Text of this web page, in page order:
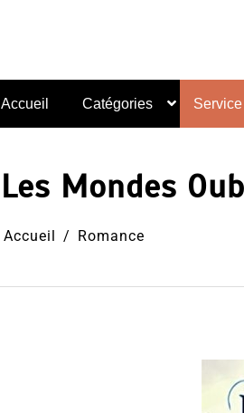
Accueil Catégories
Les Mondes
Accueil Romance